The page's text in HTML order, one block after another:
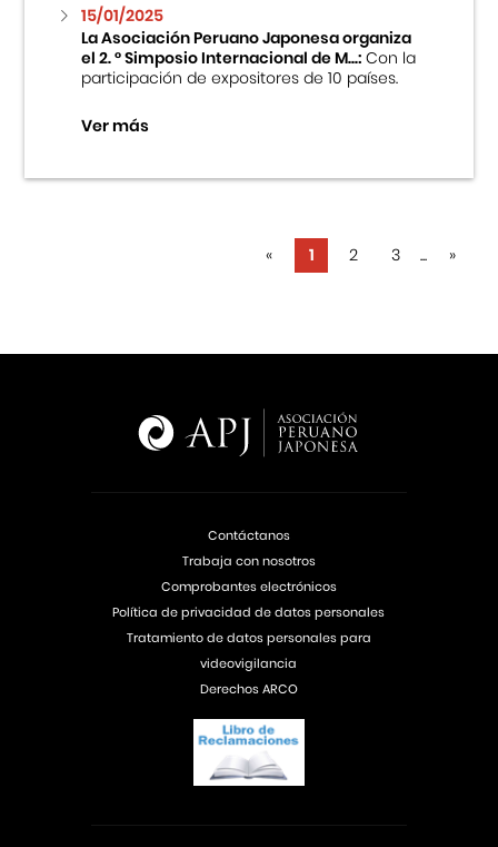
15/01/2025
La Asociación Peruano Japonesa organiza
el 2. ° Simposio Internacional de M...:Con la
participación de expositores de 10 países.
Ver más
« 1 2 3 ... »
Contáctanos
Trabaja con nosotros
Comprobantes electrónicos
Política de privacidad de datos personales
Tratamiento de datos personales para
videovigilancia
Derechos ARCO